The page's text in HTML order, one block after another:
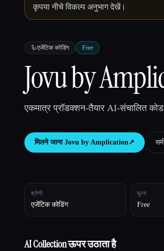
कृपया नीचे विकल्प अनुभाग देखें।
🦾एजेंटिक कोडिंग Free
Jovu by
एकमात्र प्रॉडक्शन-तैयार AI-संचालित
मिलने जाना Jovu by Amplication↗︎
श्रेणी
एजेंटिक कोडिंग
मूल्य
Free
AI Collection ऊपर उठाता है